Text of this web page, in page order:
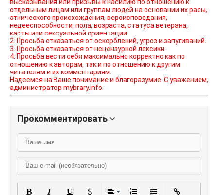
высказывания или призывы к насилию по отношению к
отдельным лицам или группам людей на основании их расы,
этнического происхождения, вероисповедания,
недееспособности, пола, возраста, статуса ветерана,
касты или сексуальной ориентации.
2. Просьба отказаться от оскорблений, угроз и запугиваний.
3. Просьба отказаться от нецензурной лексики.
4. Просьба вести себя максимально корректно как по
отношению к авторам, так и по отношению к другим
читателям и их комментариям.
Надеемся на Ваше понимание и благоразумие. С уважением,
администратор mybrary.info.
Прокомментировать